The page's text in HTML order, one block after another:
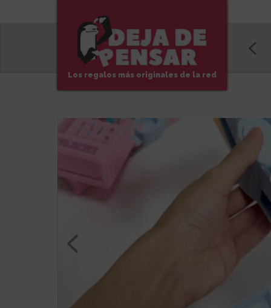
Los regalos más originales de la red